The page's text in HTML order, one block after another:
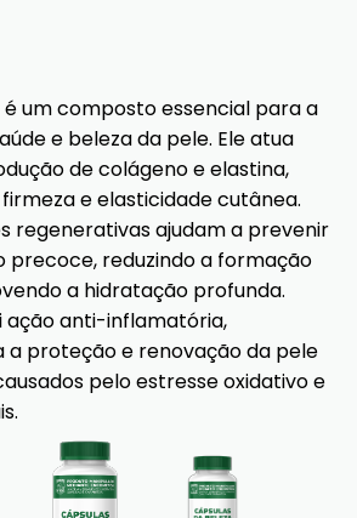
é um composto essencial para a
e beleza da pele. Ele atua
de colágeno e elastina,
e elasticidade cutânea.
regenerativas ajudam a prevenir
precoce, reduzindo a formação
a hidratação profunda.
ação anti-inflamatória,
proteção e renovação da pele
pelo estresse oxidativo e